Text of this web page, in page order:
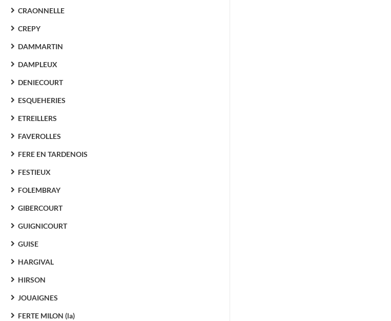
CRAONNELLE
CREPY
DAMMARTIN
DAMPLEUX
DENIECOURT
ESQUEHERIES
ETREILLERS
FAVEROLLES
FERE EN TARDENOIS
FESTIEUX
FOLEMBRAY
GIBERCOURT
GUIGNICOURT
GUISE
HARGIVAL
HIRSON
JOUAIGNES
FERTE MILON (la)